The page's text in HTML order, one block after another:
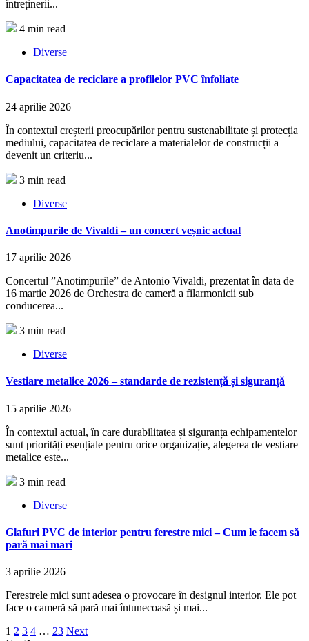
întreținerii...
4 min read
Diverse
Capacitatea de reciclare a profilelor PVC înfoliate
24 aprilie 2026
În contextul creșterii preocupărilor pentru sustenabilitate și protecția
mediului, capacitatea de reciclare a materialelor de construcții a
devenit un criteriu...
3 min read
Diverse
Anotimpurile de Vivaldi – un concert veșnic actual
17 aprilie 2026
Concertul ”Anotimpurile” de Antonio Vivaldi, prezentat în data de
16 martie 2026 de Orchestra de cameră a filarmonicii sub
conducerea...
3 min read
Diverse
Vestiare metalice 2026 – standarde de rezistență și siguranță
15 aprilie 2026
În contextul actual, în care durabilitatea și siguranța echipamentelor
sunt priorități esențiale pentru orice organizație, alegerea de vestiare
metalice este...
3 min read
Diverse
Glafuri PVC de interior pentru ferestre mici – Cum le facem să
pară mai mari
3 aprilie 2026
Ferestrele mici sunt adesea o provocare în designul interior. Ele pot
face o cameră să pară mai întunecoasă și mai...
Paginație
1 2 3 4 … 23 Next